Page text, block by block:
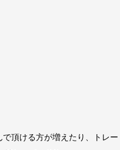
頂ける方が増えたり、トレー